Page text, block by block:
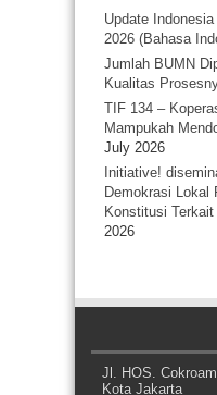
Update
2026 (Bahasa
Jumlah BUMN
Kualitas
TIF 134 –
Mampukah
July 2026
Initiative!
Demokrasi Lokal
Konstitusi
2026
Jl. HOS.
Kota Jakarta